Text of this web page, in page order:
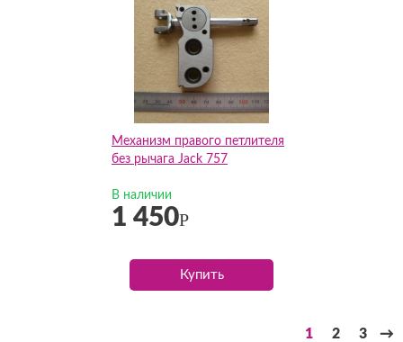
Механизм правого петлителя
без рычага Jack 757
В наличии
1 450Р
Купить
1 2 3 →